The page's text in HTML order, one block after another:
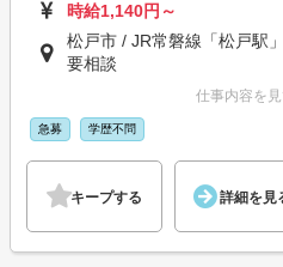
時給1,140円～
松戸市 / JR常磐線「松戸駅
要相談
仕事内容を
急募 学歴不問
キープする 詳細を見